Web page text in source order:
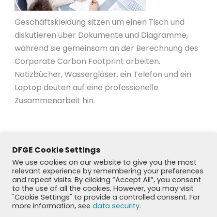
Geschäftskleidung sitzen um einen Tisch und
diskutieren über Dokumente und Diagramme,
während sie gemeinsam an der Berechnung des
Corporate Carbon Footprint arbeiten.
Notizbücher, Wassergläser, ein Telefon und ein
Laptop deuten auf eine professionelle
Zusammenarbeit hin.
DFGE Cookie Settings
We use cookies on our website to give you the most
relevant experience by remembering your preferences
and repeat visits. By clicking “Accept All”, you consent
to the use of all the cookies. However, you may visit
"Cookie Settings" to provide a controlled consent. For
more information, see data security.